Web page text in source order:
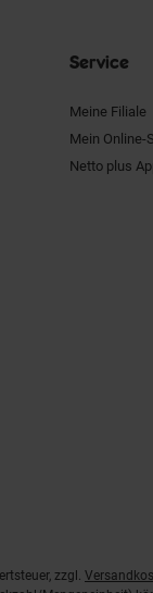
Service
Meine Filiale
Mein Online-
Netto plus
zzgl.